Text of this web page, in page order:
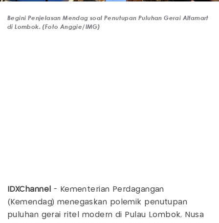
Begini Penjelasan Mendag soal Penutupan Puluhan Gerai Alfamart
di Lombok. (Foto Anggie/IMG)
IDXChannel
- Kementerian Perdagangan
(Kemendag) menegaskan polemik penutupan
puluhan gerai ritel modern di Pulau Lombok, Nusa